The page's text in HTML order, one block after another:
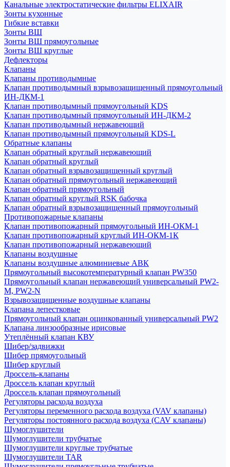
Канальные электростатические фильтры ELIXAIR
Зонты кухонные
Гибкие вставки
Зонты ВШ
Зонты ВШ прямоугольные
Зонты ВШ круглые
Дефлекторы
Клапаны
Клапаны противодымные
Клапан противодымный взрывозащищенный прямоугольный
ИН-ДКМ-1
Клапан противодымный прямоугольный KDS
Клапан противодымный прямоугольный ИН-ДКМ-2
Клапан противодымный нержавеющий
Клапан противодымный прямоугольный KDS-L
Обратные клапаны
Клапан обратный круглый нержавеющий
Клапан обратный круглый
Клапан обратный взрывозащищенный круглый
Клапан обратный прямоугольный нержавеющий
Клапан обратный прямоугольный
Клапан обратный круглый RSK бабочка
Клапан обратный взрывозащищенный прямоугольный
Противопожарные клапаны
Клапан противопожарный прямоугольный ИН-ОКМ-1
Клапан противопожарный круглый ИН-ОКМ-1К
Клапан противопожарный нержавеющий
Клапаны воздушные
Клапаны воздушные алюминиевые АВК
Прямоугольный высокотемпературный клапан PW350
Прямоугольный клапан нержавеющий универсальный PW2-
M, PW2-N
Взрывозащищенные воздушные клапаны
Клапана лепестковые
Прямоугольный клапан оцинкованный универсальный PW2
Клапана линзообразные ирисовые
Утеплённый клапан КВУ
Шибер/задвижки
Шибер прямоугольный
Шибер круглый
Дроссель-клапаны
Дроссель клапан круглый
Дроссель клапан прямоугольный
Регуляторы расхода воздуха
Регуляторы переменного расхода воздуха (VAV клапаны)
Регуляторы постоянного расхода воздуха (CAV клапаны)
Шумоглушители
Шумоглушители трубчатые
Шумоглушители круглые трубчатые
Шумоглушители TAR